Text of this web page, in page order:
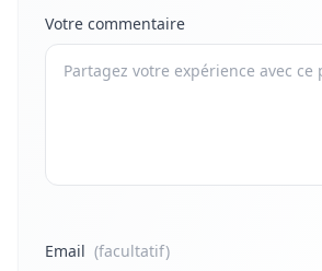
Votre commentaire
Email (facultatif)